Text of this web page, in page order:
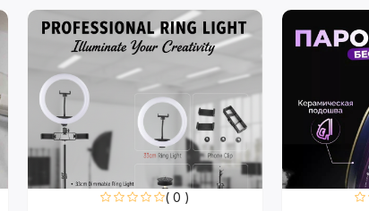
( 0 )